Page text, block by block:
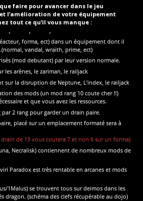
faire pour avancer dans le jeu
l’amélioration de votre équipement
tout ce qu’il vous manque :
forma, ect) dans un équipement dont il
vandal, wraith, prime, ect)
(mod debutant) par leur version normale.
les arènes, le zariman, le railjack
sur la disruption de Neptune, L’index, le railjack
des mods (un mod rang 10 coute cher !!)
et que vous avez les ressources.
2 rang pour garder un drain paire.
placé sur un emplacement formaté sera à
de 13 vous coutera 7 et non 6 sur un forma)
Necralisk) contiennent de nombreux mods de
Paradox est très rentable en arcanes et mods
1Malus) se trouvent tous sur deimos dans les
dragon. (schéma des clefs récupérable au dojo)